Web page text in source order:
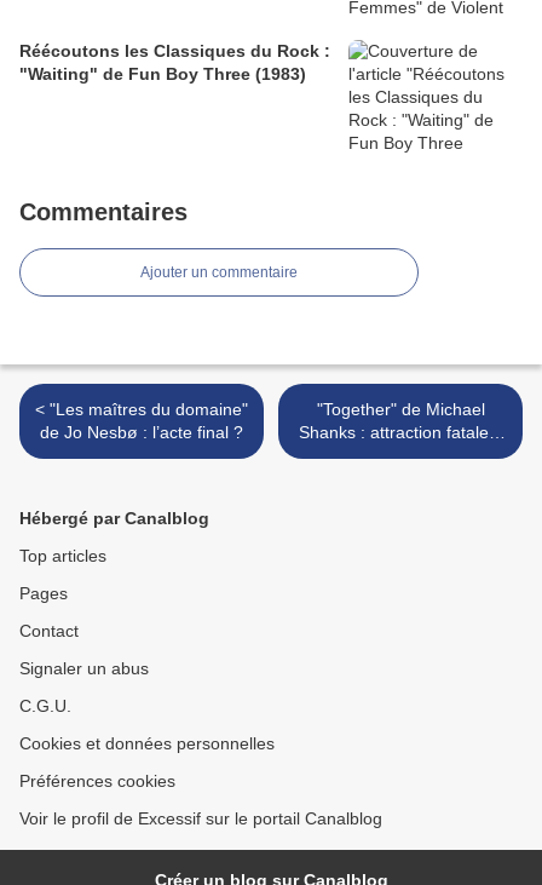
Réécoutons les Classiques du Rock :
"Waiting" de Fun Boy Three (1983)
Commentaires
Ajouter un commentaire
< "Les maîtres du domaine"
de Jo Nesbø : l’acte final ?
"Together" de Michael
Shanks : attraction fatale ?
>
Hébergé par Canalblog
Top articles
Pages
Contact
Signaler un abus
C.G.U.
Cookies et données personnelles
Préférences cookies
Voir le profil de Excessif sur le portail Canalblog
Créer un blog sur Canalblog